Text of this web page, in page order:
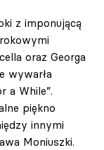
z imponującą
oraz Georga
wywarła
a While”.
piękno
innymi
Moniuszki.